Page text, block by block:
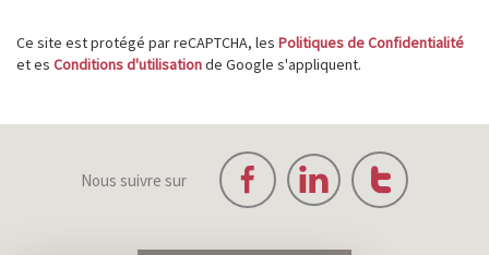
Ce site est protégé par reCAPTCHA, les Politiques de Confidentialité
et es Conditions d'utilisationde Google s'appliquent.
Nous suivre sur